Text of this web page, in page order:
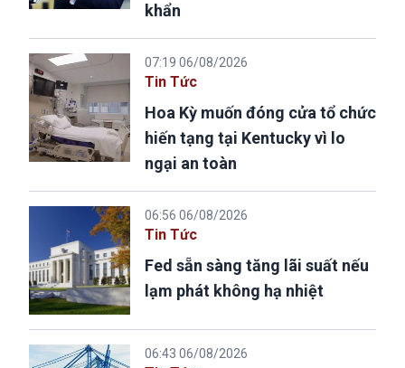
khẩn
07:19 06/08/2026
Tin Tức
Hoa Kỳ muốn đóng cửa tổ chức
hiến tạng tại Kentucky vì lo
ngại an toàn
06:56 06/08/2026
Tin Tức
Fed sẵn sàng tăng lãi suất nếu
lạm phát không hạ nhiệt
06:43 06/08/2026